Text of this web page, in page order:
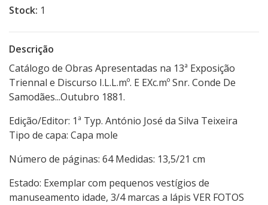
Stock: 1
Descrição
Catálogo de Obras Apresentadas na 13ª Exposição
Triennal e Discurso I.L.L.mº. E EXc.mº Snr. Conde De
Samodães...Outubro 1881.
Edição/Editor: 1ª Typ. António José da Silva Teixeira
Tipo de capa: Capa mole
Número de páginas: 64 Medidas: 13,5/21 cm
Estado: Exemplar com pequenos vestígios de
manuseamento idade, 3/4 marcas a lápis VER FOTOS